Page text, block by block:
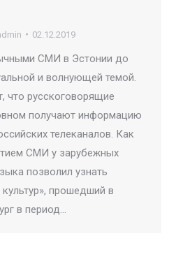
02.12.2019
СМИ в Эстонии до
и волнующей темой.
что русскоговорящие
получают информацию
телеканалов. Как
СМИ у зарубежных
позволил узнать
прошедший в
в период…